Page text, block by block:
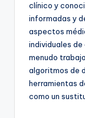
clínico y
informadas y
aspectos
individuales de
menudo
algoritmos de
herramientas
como un